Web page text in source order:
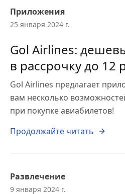
Приложения
25 января 2024 г.
Gol Airlines:
в рассрочку до 12
Gol Airlines предлагает
вам несколько
при покупке авиабилетов!
Продолжайте читать
Развлечение
9 января 2024 г.